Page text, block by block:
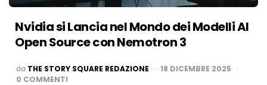
Nvidia si Lancia nel Mondo dei Modelli AI
Open Source con Nemotron 3
PUBBLICATO
da THE STORY SQUARE REDAZIONE
18 DICEMBRE 2025
0 COMMENTI